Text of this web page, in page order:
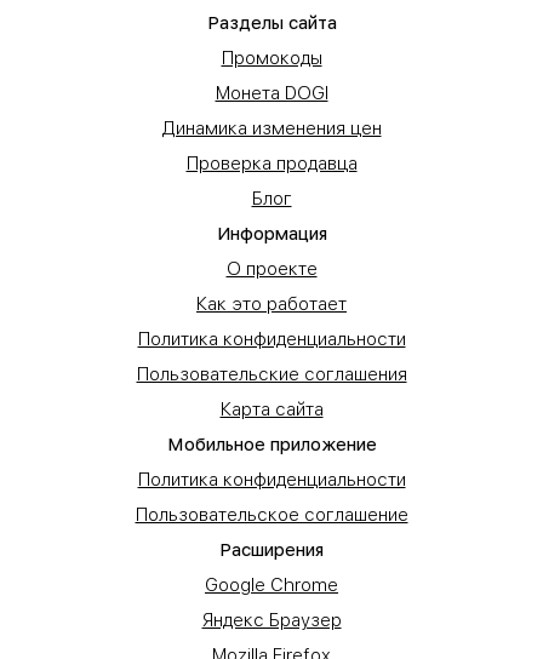
Разделы сайта
Промокоды
Монета DOGI
Динамика изменения цен
Проверка продавца
Блог
Информация
О проекте
Как это работает
Политика конфиденциальности
Пользовательские соглашения
Карта сайта
Мобильное приложение
Политика конфиденциальности
Пользовательское соглашение
Расширения
Google Chrome
Яндекс Браузер